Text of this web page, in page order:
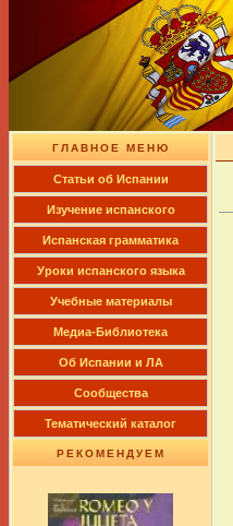
ГЛАВНОЕ МЕНЮ
Cтатьи об Испании
Изучение испанского
Испанская грамматика
Уроки испанского языка
Учебные материалы
Медиа-Библиотека
Об Испании и ЛА
Сообщества
Тематический каталог
РЕКОМЕНДУЕМ